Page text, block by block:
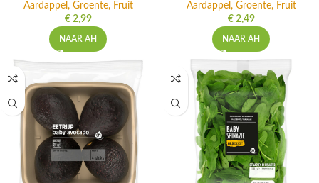
Aardappel, Groente, Fruit
€2,99
NAAR AH
Aardappel, Groente, Fruit
€2,49
NAAR AH